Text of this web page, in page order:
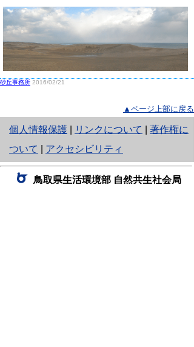
砂丘事務所 2016/02/21
▲ページ上部に戻る
個人情報保護
と
り
ネ
ッ
リンクについて
著作権に
ついて
アクセシビリティ
鳥取県生活環境部 自然共生社会局